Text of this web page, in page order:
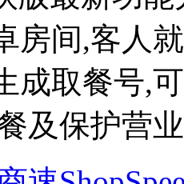
房间,客人
成取餐号,
及保护营